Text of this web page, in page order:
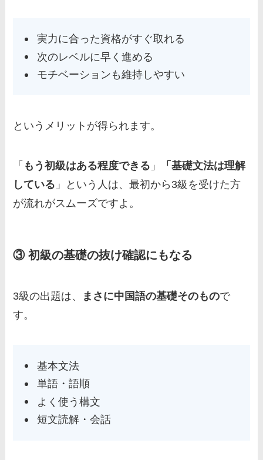
実力に合った資格がすぐ取れる
次のレベルに早く進める
モチベーションも維持しやすい
というメリットが得られます。
「 もう初級はある程度できる 」
「基礎文法は理解
している 」という人は、最初から3級を受けた方
が流れがスムーズですよ。
③ 初級の基礎の抜け確認にもなる
3級の出題は、 まさに中国語の基礎そのもので
す。
基本文法
単語・語順
よく使う構文
短文読解・会話